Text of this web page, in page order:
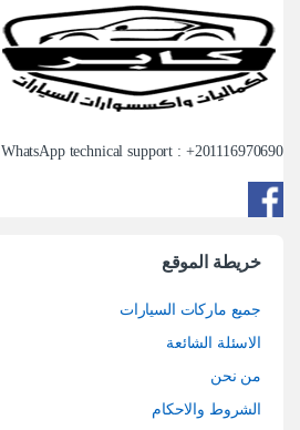
WhatsApp technical support : +201116970690
خريطة الموقع
جميع ماركات السيارات
الاسئلة الشائعة
من نحن
الشروط والاحكام